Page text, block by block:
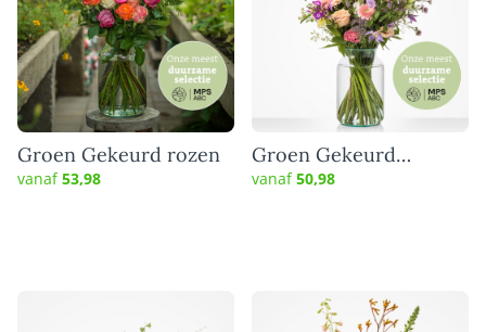
Groen Gekeurd rozen
vanaf53,98
Groen Gekeurd
sympathie boeket
vanaf50,98